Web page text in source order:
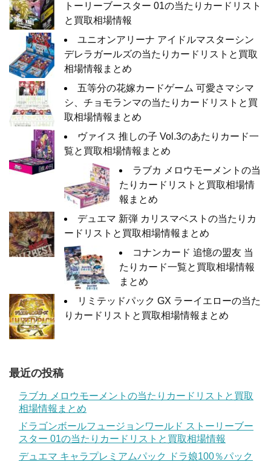
トーリーブースター 01の当たりカードリスト
と買取相場情報
ユニオンアリーナ アイドルマスターシン
デレラガールズの当たりカードリストと買取
相場情報まとめ
五等分の花嫁カードゲーム 可愛さマシマ
シ、チョモランマの当たりカードリストと買
取相場情報まとめ
ヴァイス 推しの子 Vol.3のあたりカード一
覧と買取相場情報まとめ
ラブカ メロウモーメントの当
たりカードリストと買取相場情
報まとめ
デュエマ 新弾 カリスマベストの当たりカ
ードリストと買取相場情報まとめ
コナンカード 追憶の盟友 当
たりカード一覧と買取相場情報
まとめ
リミテッドパック GX ラーイエローの当た
りカードリストと買取相場情報まとめ
最近の投稿
ラブカ メロウモーメントの当たりカードリストと買取
相場情報まとめ
ドラゴンボールフュージョンワールド ストーリーブー
スター 01の当たりカードリストと買取相場情報
デュエマ キャラプレミアムパック ドラ娘100％パック